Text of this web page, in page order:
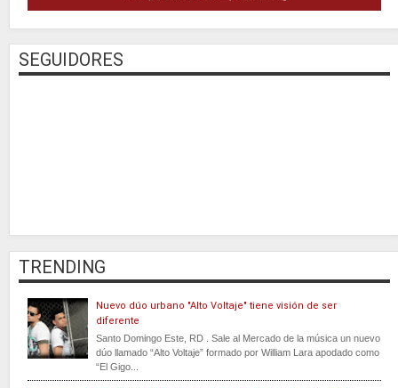
SEGUIDORES
TRENDING
Nuevo dúo urbano "Alto Voltaje" tiene visión de ser
diferente
Santo Domingo Este, RD . Sale al Mercado de la música un nuevo
dúo llamado “Alto Voltaje” formado por William Lara apodado como
“El Gigo...